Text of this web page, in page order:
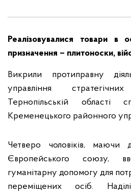
Реалізовувалися товари в
призначення – плитоноски,
Викрили протиправну
управління
Тернопільській області
Кременецького районного
Четверо чоловіків, маючи
Європейського союзу,
гуманітарну допомогу для
переміщених осіб.